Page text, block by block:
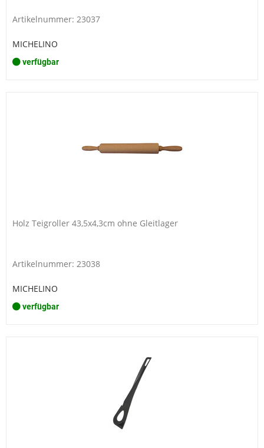
Artikelnummer: 23037
MICHELINO
verfügbar
Holz Teigroller 43,5x4,3cm ohne Gleitlager
Artikelnummer: 23038
MICHELINO
verfügbar